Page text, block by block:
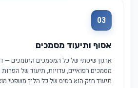
03
אסוף ותיעוד מסמכים
ארגון שיטתי של כל המסמכים התומכים —
מסמכים רפואיים, עדויות, תיעוד של
תיעוד חזק הוא בסיס של כל הליך משפטי